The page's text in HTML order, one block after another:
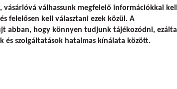
válhassunk megfelelő információkkal kell
felelősen kell választani ezek közül. A
abban, hogy könnyen tudjunk tájékozódni, ezáltal
szolgáltatások hatalmas kínálata között.